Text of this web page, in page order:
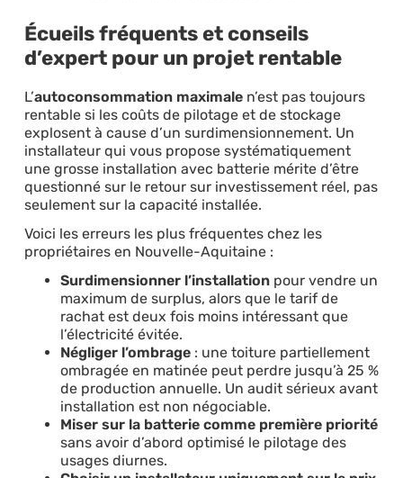
Écueils fréquents et conseils
d’expert pour un projet rentable
L’autoconsommation maximale n’est pas toujours
rentable si les coûts de pilotage et de stockage
explosent à cause d’un surdimensionnement. Un
installateur qui vous propose systématiquement
une grosse installation avec batterie mérite d’être
questionné sur le retour sur investissement réel, pas
seulement sur la capacité installée.
Voici les erreurs les plus fréquentes chez les
propriétaires en Nouvelle-Aquitaine :
Surdimensionner l’installationpour vendre un
maximum de surplus, alors que le tarif de
rachat est deux fois moins intéressant que
l’électricité évitée.
Négliger l’ombrage: une toiture partiellement
ombragée en matinée peut perdre jusqu’à 25 %
de production annuelle. Un audit sérieux avant
installation est non négociable.
Miser sur la batterie comme première priorité
sans avoir d’abord optimisé le pilotage des
usages diurnes.